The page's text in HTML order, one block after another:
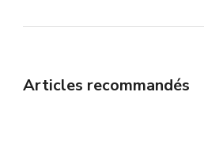
Articles recommandés